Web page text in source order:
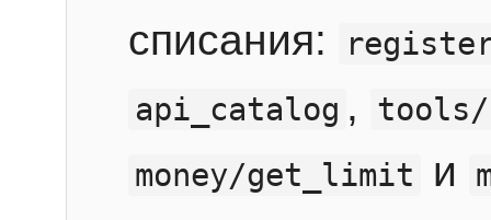
списания:
api_catalog ,
money/get_limit
и